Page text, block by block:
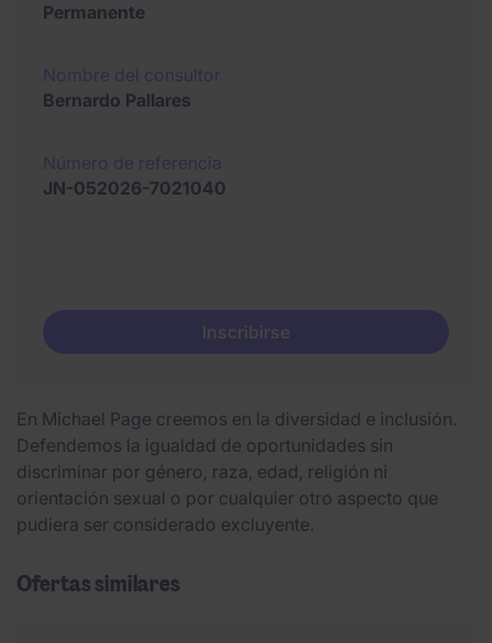
Permanente
Bernardo Pallares
JN-052026-7021040
Inscribirse
En Michael Page creemos en la diversidad e inclusión.
Defendemos la igualdad de oportunidades sin
discriminar por género, raza, edad, religión ni
orientación sexual o por cualquier otro aspecto que
pudiera ser considerado excluyente.
Ofertas similares